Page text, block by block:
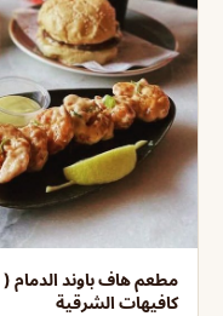
مطعم هاف باوند الدمام
كافيهات الشرقية